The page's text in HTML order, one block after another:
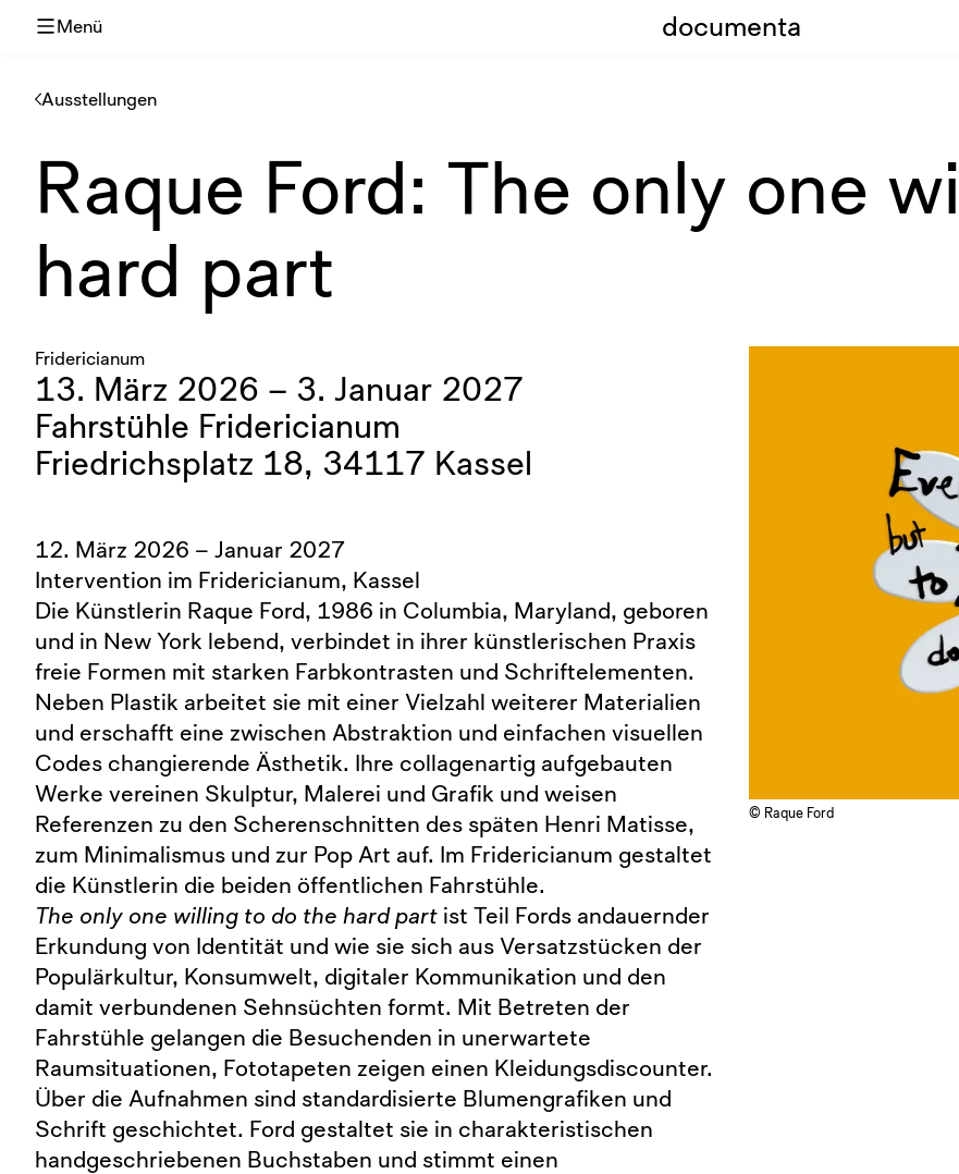
Menü documenta
Ausstellungen
Raque Ford: The only one
hard part
Fridericianum
13. März 2026 – 3. Januar 2027
Fahrstühle Fridericianum
Friedrichsplatz 18, 34117 Kassel
12. März 2026 – Januar 2027
Intervention im Fridericianum, Kassel
Die Künstlerin Raque Ford, 1986 in Columbia, Maryland, geboren
und in New York lebend, verbindet in ihrer künstlerischen Praxis
freie Formen mit starken Farbkontrasten und Schriftelementen.
Neben Plastik arbeitet sie mit einer Vielzahl weiterer Materialien
und erschafft eine zwischen Abstraktion und einfachen visuellen
Codes changierende Ästhetik. Ihre collagenartig aufgebauten
Werke vereinen Skulptur, Malerei und Grafik und weisen
Referenzen zu den Scherenschnitten des späten Henri Matisse,
zum Minimalismus und zur Pop Art auf. Im Fridericianum gestaltet
die Künstlerin die beiden öffentlichen Fahrstühle.
The only one willing to do the hard part ist Teil Fords andauernder
Erkundung von Identität und wie sie sich aus Versatzstücken der
Populärkultur, Konsumwelt, digitaler Kommunikation und den
damit verbundenen Sehnsüchten formt. Mit Betreten der
Fahrstühle gelangen die Besuchenden in unerwartete
Raumsituationen, Fototapeten zeigen einen Kleidungsdiscounter.
Über die Aufnahmen sind standardisierte Blumengrafiken und
Schrift geschichtet. Ford gestaltet sie in charakteristischen
handgeschriebenen Buchstaben und stimmt einen
© Raque Ford